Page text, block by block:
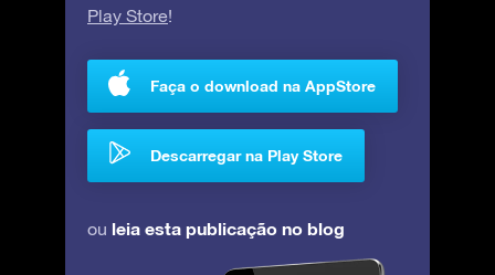
Play Store!
Faça o download na AppStore
Descarregar na Play Store
ou leia esta publicação no blog